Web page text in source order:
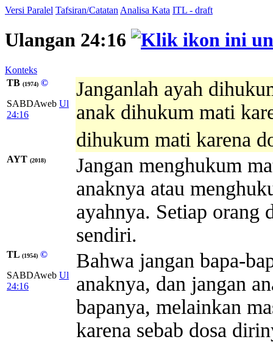
Versi Paralel Tafsiran/Catatan Analisa Kata ITL - draft
Ulangan 24:16
Konteks
TB (1974) ©
SABDAweb Ul
24:16
Janganlah ayah
anak dihukum mati
dihukum mati karena
AYT (2018)
Jangan menghukum
anaknya atau
ayahnya. Setiap orang
sendiri.
TL (1954) ©
SABDAweb Ul
24:16
Bahwa jangan bapa-
anaknya, dan jangan
bapanya, melainkan
karena sebab dosa